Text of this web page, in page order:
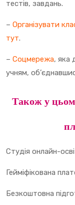
тестів, завдань.
– Організувати
тут.
– Соцмережа, яка
учням,
Також у
Студія онлайн-
Гейміфікована
Безкоштовна